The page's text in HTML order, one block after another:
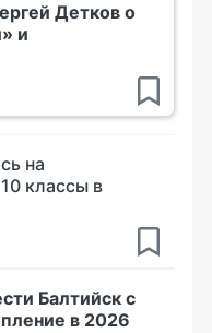
Детков о
и
на
классы в
Балтийск с
в 2026